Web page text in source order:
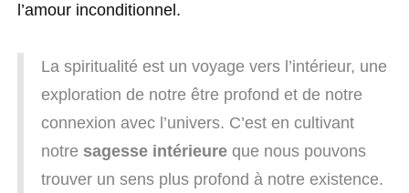
l’amour inconditionnel.
La spiritualité est un voyage vers l’intérieur, une
exploration de notre être profond et de notre
connexion avec l’univers. C’est en cultivant
notre sagesse intérieure que nous pouvons
trouver un sens plus profond à notre existence.